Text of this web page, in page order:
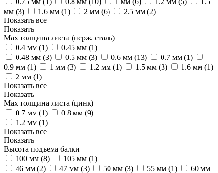
0.75 мм (1) 0.8 мм (10) 1 мм (6) 1.2 мм (5)
1.5
мм (3) 1.6 мм (1) 2 мм (6) 2.5 мм (2)
Показать все
Показать
Max толщина листа (нерж. сталь)
0.4 мм (1) 0.45 мм (1)
0.48 мм (3) 0.5 мм (3) 0.6 мм (13) 0.7 мм (1)
0.9 мм (1) 1 мм (3) 1.2 мм (1) 1.5 мм (3) 1.6 мм (1)
2 мм (1)
Показать все
Показать
Max толщина листа (цинк)
0.7 мм (1) 0.8 мм (9)
1.2 мм (1)
Показать все
Показать
Высота подъема балки
100 мм (8) 105 мм (1)
46 мм (2) 47 мм (3) 50 мм (3) 55 мм (1)
60 мм